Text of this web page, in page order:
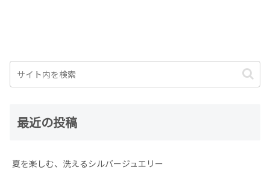
最近の投稿
夏を楽しむ、洗えるシルバージュエリー